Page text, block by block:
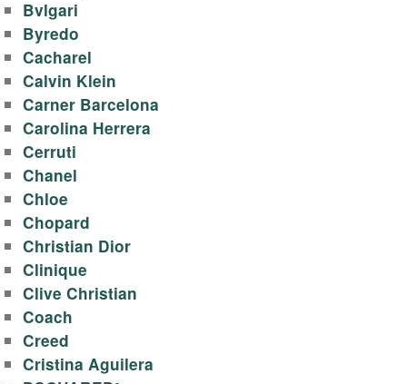
-
п
р
о
д
а
ж
а
т
Bvlgari
Byredo
Cacharel
Calvin Klein
Carner Barcelona
Carolina Herrera
Cerruti
Chanel
Chloe
Chopard
Christian Dior
Clinique
Clive Christian
Coach
Creed
Cristina Aguilera